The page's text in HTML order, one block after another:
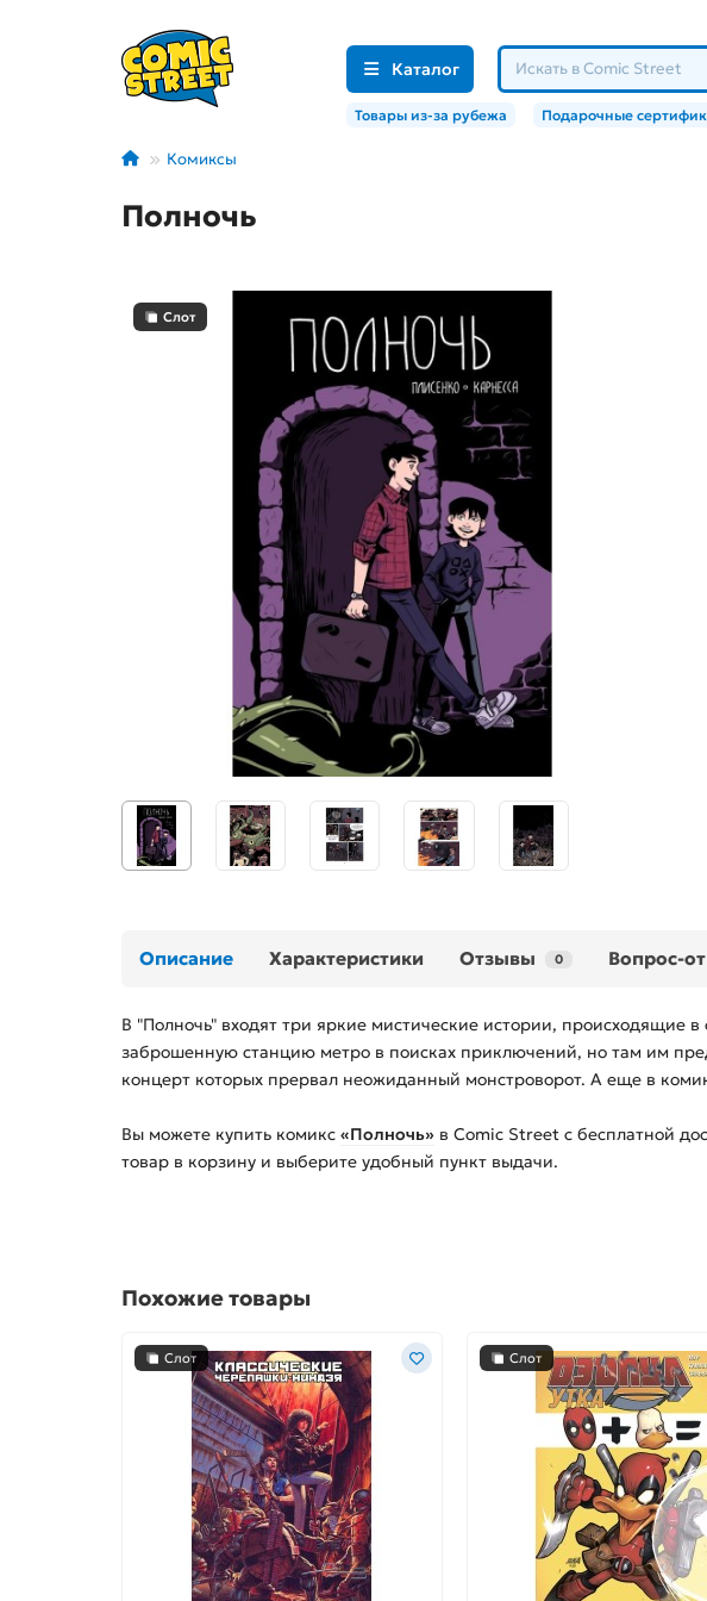
Каталог
Товары из-за рубежа Подарочные
Комиксы
Полночь
Слот
Описание Характеристики Отзывы 0 Вопрос-
В "Полночь" входят три яркие мистические истории, происходящие
заброшенную станцию метро в поисках приключений, но там им
концерт которых прервал неожиданный монстроворот. А еще в
Вы можете купить комикс «Полночь» в Comic Street с бесплатной
товар в корзину и выберите удобный пункт выдачи.
Похожие товары
Слот Слот